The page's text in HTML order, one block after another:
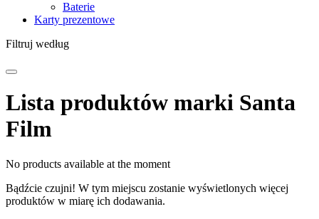
Baterie
Karty prezentowe
Filtruj według
Lista produktów marki Santa
Film
No products available at the moment
Bądźcie czujni! W tym miejscu zostanie wyświetlonych więcej
produktów w miarę ich dodawania.